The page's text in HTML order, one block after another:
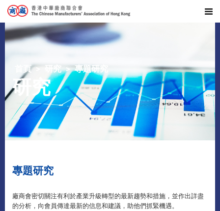
首頁 研究 專題研究
研究
專題研究
廠商會密切關注有利於產業升級轉型的最新趨勢和措施，並作出詳盡
的分析，向會員傳達最新的信息和建議，助他們抓緊機遇。